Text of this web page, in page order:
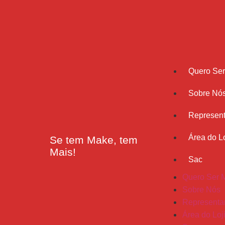
Se tem Make, tem
Mais!
Quero
Sobre
Área do
Sac
Quero Ser
Sobre Nós
Área do